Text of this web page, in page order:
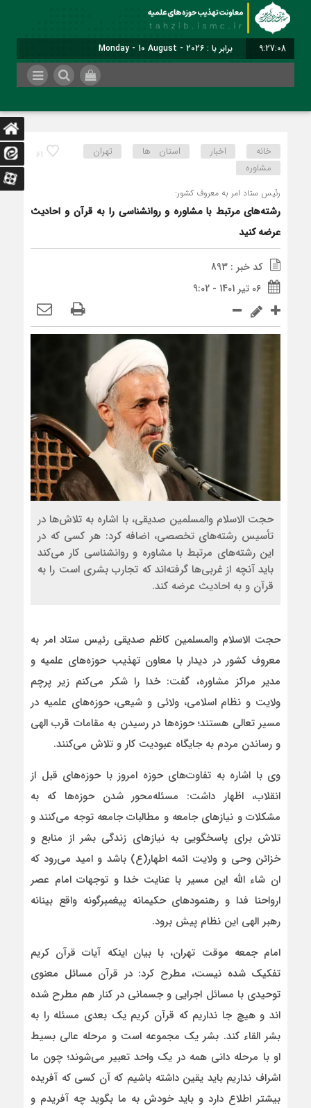
9:27:09 برابر با : Monday - 10 August - 2026
61 خانه اخبار استان ها
تهران
مشاوره
رئیس ستاد امر به معروف کشور:
رشته‌های مرتبط با مشاوره و روانشناسی را به قرآن و احادیث
عرضه کنید
کد خبر : 893
06 تیر 1401 - 9:02
حجت الاسلام والمسلمین صدیقی، با اشاره به تلاش‌ها در
تأسیس رشته‌های تخصصی، اضافه کرد: هر کسی که در
این رشته‌های مرتبط با مشاوره و روانشناسی کار می‌کند
باید آنچه از غربی‌ها گرفته‌اند که تجارب بشری است را به
قرآن و به احادیث عرضه کند.
حجت الاسلام والمسلمین کاظم صدیقی رئیس ستاد امر به
معروف کشور در دیدار با معاون تهذیب حوزه‌های علمیه و
مدیر مراکز مشاوره، گفت: خدا را شکر می‌کنم زیر پرچم
ولایت و نظام اسلامی، ولائی و شیعی، حوزه‌های علمیه در
مسیر تعالی هستند؛ حوزه‌ها در رسیدن به مقامات قرب الهی
و رساندن مردم به جایگاه عبودیت کار و تلاش می‌کنند.
وی با اشاره به تفاوت‌های حوزه امروز با حوزه‌های قبل از
انقلاب، اظهار داشت: مسئله‌محور شدن حوزه‌ها که به
مشکلات و نیازهای جامعه و مطالبات جامعه توجه می‌کنند و
تلاش برای پاسخگویی به نیازهای زندگی بشر از منابع و
خزائن وحی و ولایت ائمه اطهار(ع) باشد و امید می‌رود که
ان شاء الله این مسیر با عنایت خدا و توجهات امام عصر
ارواحنا فدا و رهنمودهای حکیمانه پیغمبرگونه واقع بینانه
رهبر الهی این نظام پیش برود.
امام جمعه موقت تهران، با بیان اینکه آیات قرآن کریم
تفکیک شده نیست، مطرح کرد: در قرآن مسائل معنوی
توحیدی با مسائل اجرایی و جسمانی در کنار هم مطرح شده
اند و هیچ جا نداریم که قرآن کریم یک بعدی مسئله را به
بشر القاء کند. بشر یک مجموعه است و مرحله عالی بسیط
او با مرحله دانی همه در یک واحد تعبیر می‌شوند؛ چون ما
اشراف نداریم باید یقین داشته باشیم که آن کسی که آفریده
بیشتر اطلاع دارد و باید خودش به ما بگوید چه آفریدم و